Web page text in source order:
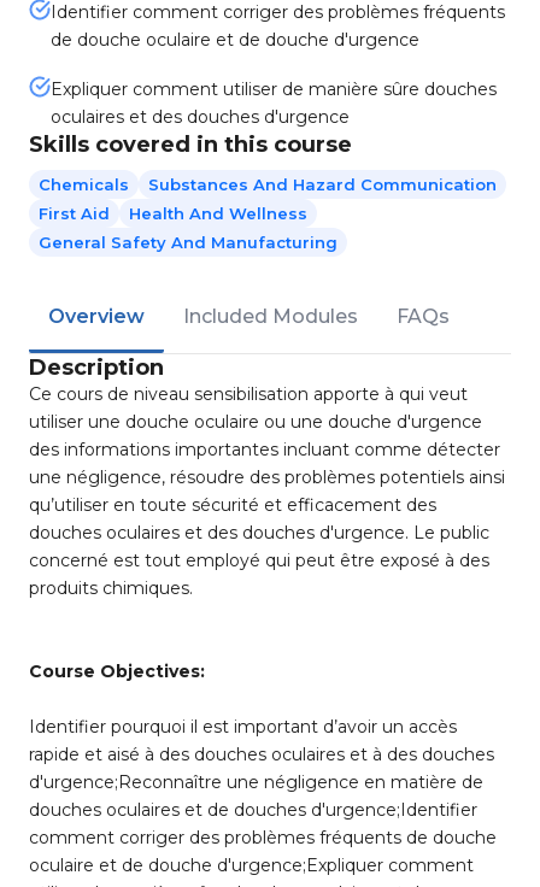
Identifier comment corriger des problèmes fréquents
de douche oculaire et de douche d'urgence
Expliquer comment utiliser de manière sûre douches
oculaires et des douches d'urgence
Skills covered in this course
Chemicals
Substances And Hazard Communication
First Aid
Health And Wellness
General Safety And Manufacturing
Overview Included Modules FAQs
Description
Ce cours de niveau sensibilisation apporte à qui veut
utiliser une douche oculaire ou une douche d'urgence
des informations importantes incluant comme détecter
une négligence, résoudre des problèmes potentiels ainsi
qu’utiliser en toute sécurité et efficacement des
douches oculaires et des douches d'urgence. Le public
concerné est tout employé qui peut être exposé à des
produits chimiques.
Course Objectives:
Identifier pourquoi il est important d’avoir un accès
rapide et aisé à des douches oculaires et à des douches
d'urgence;Reconnaître une négligence en matière de
douches oculaires et de douches d'urgence;Identifier
comment corriger des problèmes fréquents de douche
oculaire et de douche d'urgence;Expliquer comment